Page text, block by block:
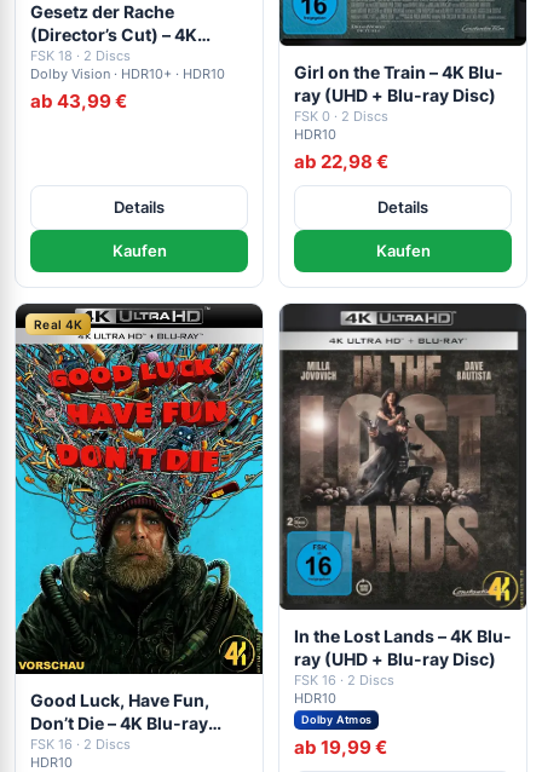
Gesetz der Rache
(Director’s Cut) – 4K
Mediabook B ( UHD + Blu-
ray Disc)
FSK 18 · 2 Discs
Dolby Vision · HDR10+ · HDR10
ab 43,99 €
Details
Kaufen
Girl on the Train – 4K Blu-
ray (UHD + Blu-ray Disc)
FSK 0 · 2 Discs
HDR10
ab 22,98 €
Details
Kaufen
Real 4K
Good Luck, Have Fun,
Don’t Die – 4K Blu-ray
(UHD + Blu-ray Disc)
FSK 16 · 2 Discs
HDR10
In the Lost Lands – 4K Blu-
ray (UHD + Blu-ray Disc)
FSK 16 · 2 Discs
HDR10
Dolby Atmos
ab 19,99 €